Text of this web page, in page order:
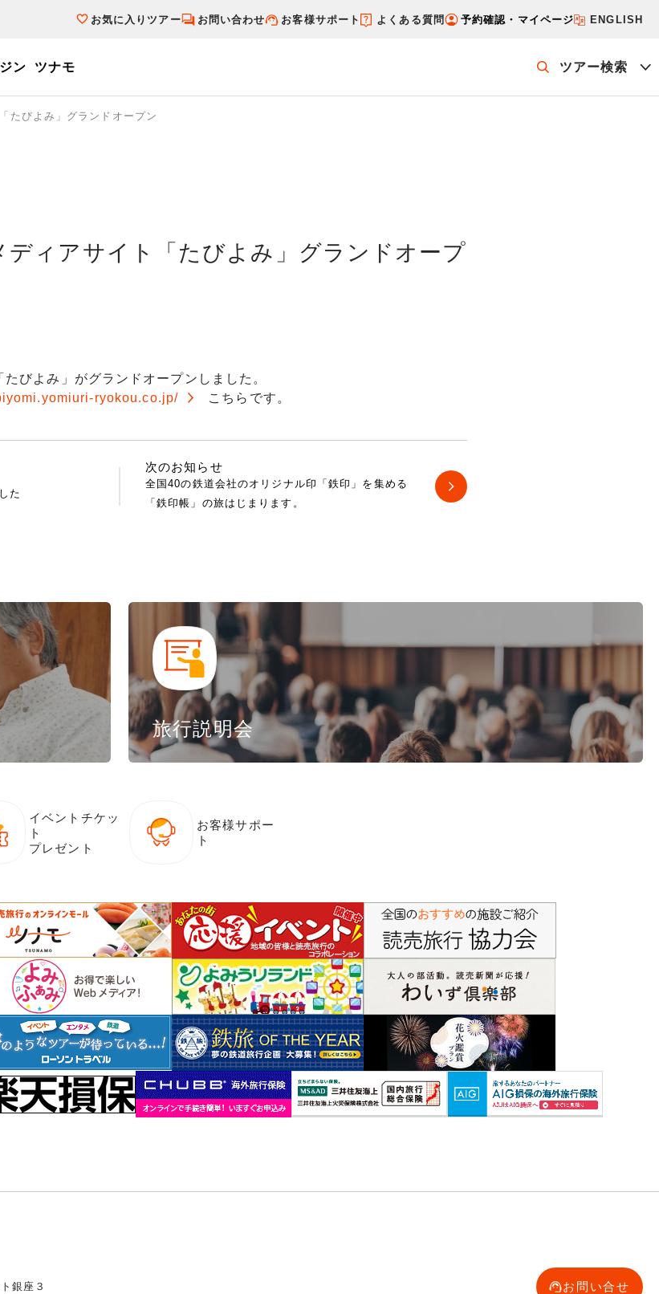
お気に入りツアー お問い合わせ お客様サポート よくある質問 予約確認・マイページ ENGLISH
ン ツナモ ツアー検索
たびよみ」グランドオープン
ディアサイト「たびよみ」グランドオープ
びよみ」がグランドオープンしました。
ryokou.co.jp/ こちらです。
た
次のお知らせ
全国40の鉄道会社のオリジナル印「鉄印」を集める
「鉄印帳」の旅はじまります。
旅行説明会
イベントチケッ
ト
プレゼント
お客様サポー
ト
銀座３
お問い合せ